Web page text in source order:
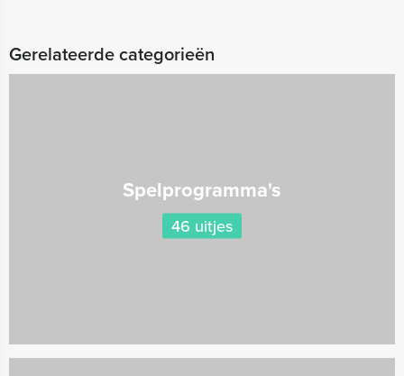
Gerelateerde categorieën
Spelprogramma's
46 uitjes